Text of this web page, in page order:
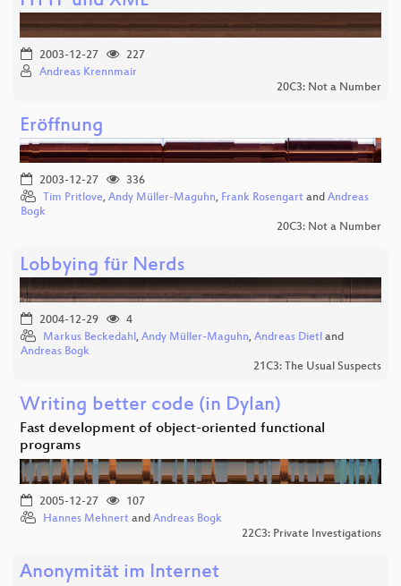
2003-12-27
227
Andreas Krennmair
20C3: Not a Number
Eröffnung
2003-12-27
336
Tim Pritlove, Andy Müller-Maguhn, Frank Rosengart and Andreas
Bogk
20C3: Not a Number
Lobbying für Nerds
2004-12-29
4
Markus Beckedahl, Andy Müller-Maguhn, Andreas Dietl and
Andreas Bogk
21C3: The Usual Suspects
Writing better code (in Dylan)
Fast development of object-oriented functional
programs
2005-12-27
107
Hannes Mehnert and Andreas Bogk
22C3: Private Investigations
Anonymität im Internet